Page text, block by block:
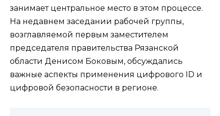
занимает центральное место в этом процессе.
На недавнем заседании рабочей группы,
возглавляемой первым заместителем
председателя правительства Рязанской
области Денисом Боковым, обсуждались
важные аспекты применения цифрового ID и
цифровой безопасности в регионе.